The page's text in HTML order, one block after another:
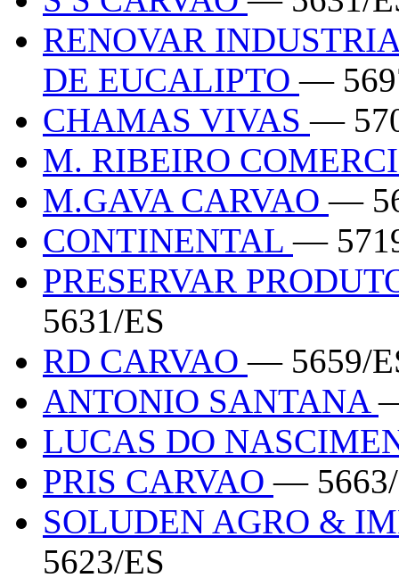
RENOVAR
DE EUCALIPTO—
CHAMAS VIVAS—
M. RIBEIRO
M.GAVA CARVAO—
CONTINENTAL—
PRESERVAR
5631/ES
RD CARVAO— 5659/
ANTONIO SANTANA
LUCAS DO
PRIS CARVAO—
SOLUDEN AGRO &
5623/ES